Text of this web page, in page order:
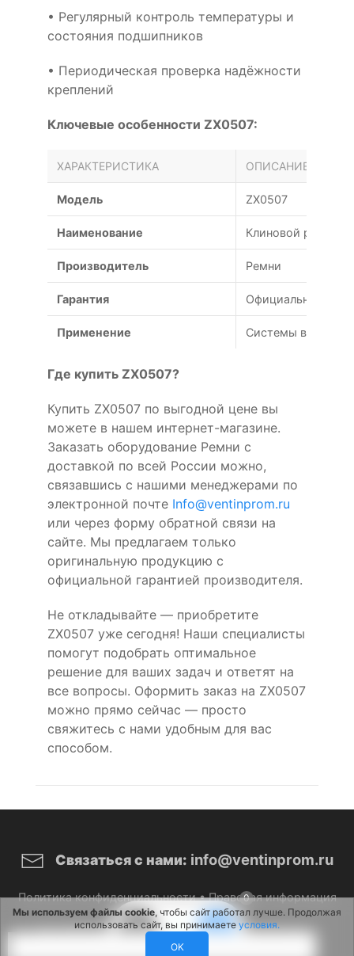
0
• Регулярный контроль температуры и
состояния подшипников
• Периодическая проверка надёжности
креплений
Ключевые особенности ZX0507:
ХАРАКТЕРИСТИКА ОПИСАНИЕ
Модель ZX0507
Наименование Клиновой ремень
Производитель Ремни
Гарантия Официальная
Применение Системы
Где купить ZX0507?
Купить ZX0507 по выгодной цене вы
можете в нашем интернет-магазине.
Заказать оборудование Ремни с
доставкой по всей России можно,
связавшись с нашими менеджерами по
электронной почте Info@ventinprom.ru
или через форму обратной связи на
сайте. Мы предлагаем только
оригинальную продукцию с
официальной гарантией производителя.
Не откладывайте — приобретите
ZX0507 уже сегодня! Наши специалисты
помогут подобрать оптимальное
решение для ваших задач и ответят на
все вопросы. Оформить заказ на ZX0507
можно прямо сейчас — просто
свяжитесь с нами удобным для вас
способом.
Связаться с нами: info@ventinprom.ru
Политика конфиденциальности•Правовая информация
© 2026 ВентИнПром. Все права защищены.
Мы используем файлы cookie, чтобы сайт работал лучше. Продолжая
использовать сайт, вы принимаете условия.
OK